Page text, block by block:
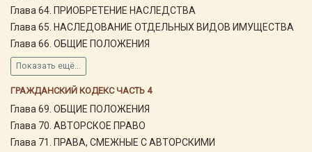
Глава 64. ПРИОБРЕТЕНИЕ НАСЛЕДСТВА
Глава 65. НАСЛЕДОВАНИЕ ОТДЕЛЬНЫХ ВИДОВ ИМУЩЕСТВА
Глава 66. ОБЩИЕ ПОЛОЖЕНИЯ
Показать ещё...
ГРАЖДАНСКИЙ КОДЕКС ЧАСТЬ 4
Глава 69. ОБЩИЕ ПОЛОЖЕНИЯ
Глава 70. АВТОРСКОЕ ПРАВО
Глава 71. ПРАВА, СМЕЖНЫЕ С АВТОРСКИМИ